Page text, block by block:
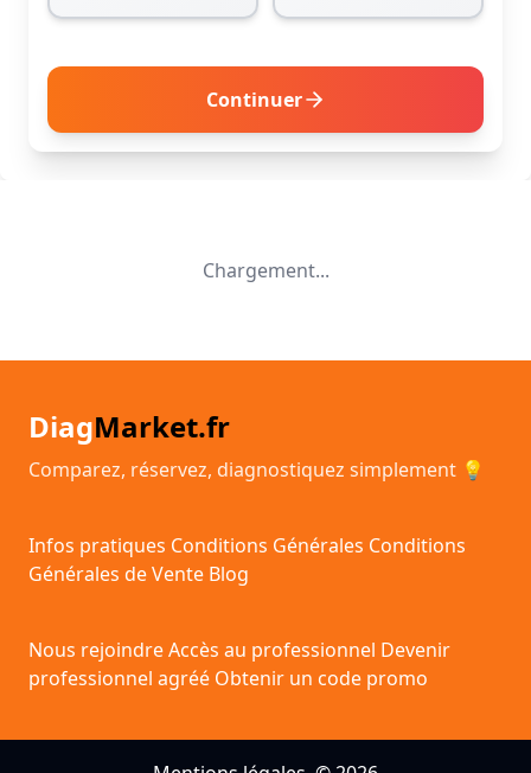
Continuer
Chargement...
DiagMarket.fr
Comparez, réservez, diagnostiquez simplement 💡
Infos pratiques Conditions Générales Conditions
Générales de Vente Blog
Nous rejoindreAccès au professionnel Devenir
professionnel agréé Obtenir un code promo